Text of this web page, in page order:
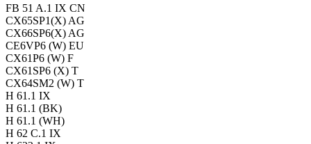
FB 51 A.1 IX CN
CX65SP1(X) AG
CX66SP6(X) AG
CE6VP6 (W) EU
CX61P6 (W) F
CX61SP6 (X) T
CX64SM2 (W) T
H 61.1 IX
H 61.1 (BK)
H 61.1 (WH)
H 62 C.1 IX